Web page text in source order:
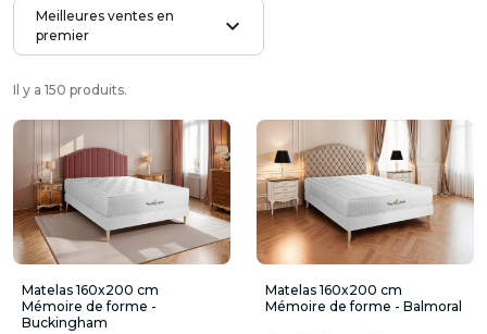
Il y a 150 produits.
Meilleures ventes en
premier
expand_more
Matelas 160x200 cm
Mémoire de forme -
Buckingham
Matelas 160x200 cm
Mémoire de forme - Balmoral